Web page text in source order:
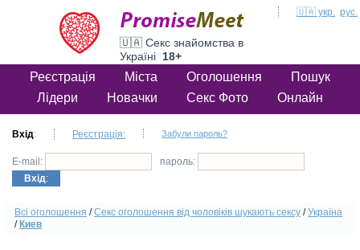
🇺🇦 Секс знайомства в
Україні 18+
Реєстрація Міста Оголошення
Пошук
Лідери
Новачки Секс Фото Онлайн
Вхід: Реєстрація: Забули пароль?
E-mail:
пароль:
Вхід:
🇺🇦 укр. рус.
Всі оголошення /Секс оголошення від чоловіків шукають сексу /Україна
/ Киев